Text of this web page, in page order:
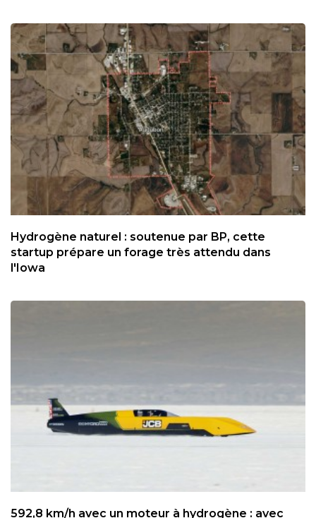
Hydrogène naturel : soutenue par BP, cette
startup prépare un forage très attendu dans
l'Iowa
592,8 km/h avec un moteur à hydrogène : avec